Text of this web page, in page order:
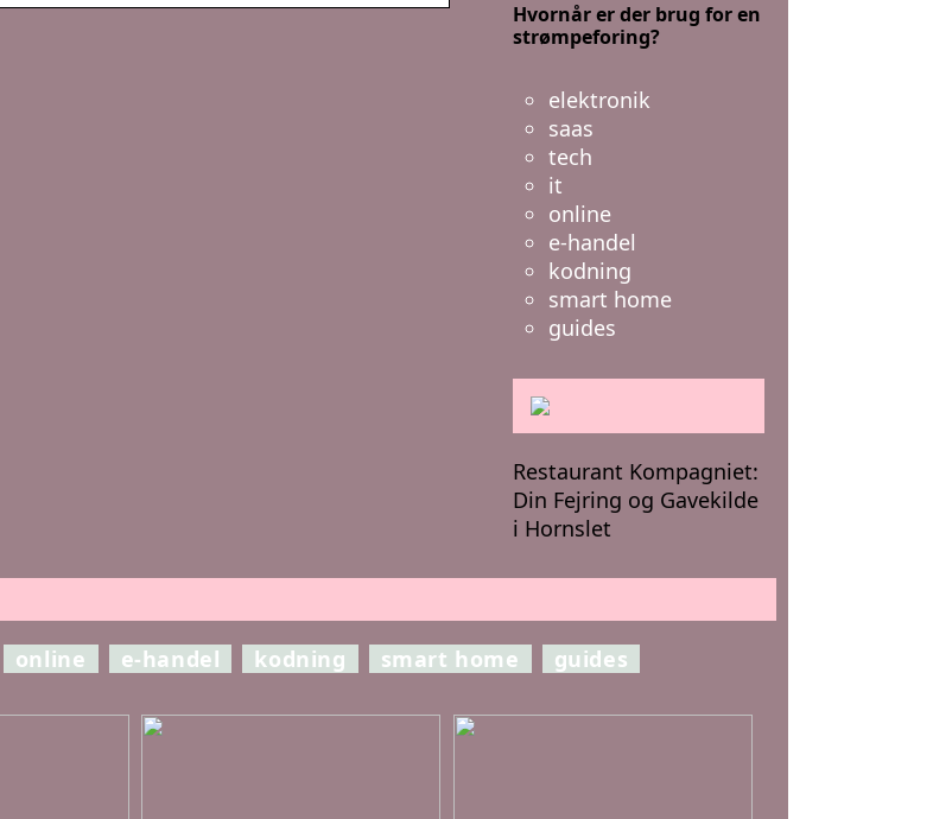
Hvornår er der brug for en
strømpeforing?
elektronik
saas
tech
it
online
e-handel
kodning
smart home
guides
Restaurant Kompagniet:
Din Fejring og Gavekilde
i Hornslet
online e-handel kodning smart home guides